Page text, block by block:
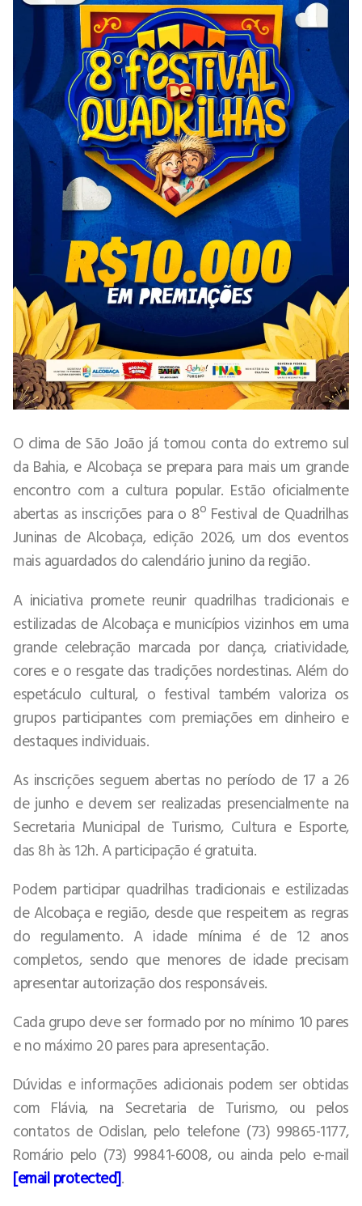
O clima de São João já tomou conta do extremo sul
da Bahia, e Alcobaça se prepara para mais um grande
encontro com a cultura popular. Estão oficialmente
abertas as inscrições para o 8º Festival de Quadrilhas
Juninas de Alcobaça, edição 2026, um dos eventos
mais aguardados do calendário junino da região.
A iniciativa promete reunir quadrilhas tradicionais e
estilizadas de Alcobaça e municípios vizinhos em uma
grande celebração marcada por dança, criatividade,
cores e o resgate das tradições nordestinas. Além do
espetáculo cultural, o festival também valoriza os
grupos participantes com premiações em dinheiro e
destaques individuais.
As inscrições seguem abertas no período de 17 a 26
de junho e devem ser realizadas presencialmente na
Secretaria Municipal de Turismo, Cultura e Esporte,
das 8h às 12h. A participação é gratuita.
Podem participar quadrilhas tradicionais e estilizadas
de Alcobaça e região, desde que respeitem as regras
do regulamento. A idade mínima é de 12 anos
completos, sendo que menores de idade precisam
apresentar autorização dos responsáveis.
Cada grupo deve ser formado por no mínimo 10 pares
e no máximo 20 pares para apresentação.
Dúvidas e informações adicionais podem ser obtidas
com Flávia, na Secretaria de Turismo, ou pelos
contatos de Odislan, pelo telefone (73) 99865-1177,
Romário pelo (73) 99841-6008, ou ainda pelo e-mail
[email protected].